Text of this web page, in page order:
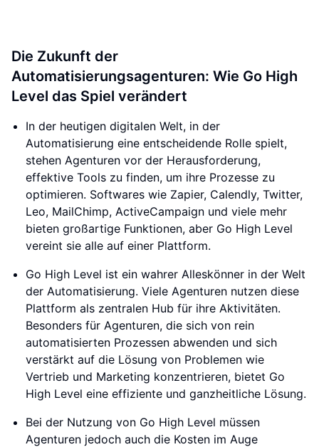
Die Zukunft der
Automatisierungsagenturen: Wie Go High
Level das Spiel verändert
In der heutigen digitalen Welt, in der
Automatisierung eine entscheidende Rolle spielt,
stehen Agenturen vor der Herausforderung,
effektive Tools zu finden, um ihre Prozesse zu
optimieren. Softwares wie Zapier, Calendly, Twitter,
Leo, MailChimp, ActiveCampaign und viele mehr
bieten großartige Funktionen, aber Go High Level
vereint sie alle auf einer Plattform.
Go High Level ist ein wahrer Alleskönner in der Welt
der Automatisierung. Viele Agenturen nutzen diese
Plattform als zentralen Hub für ihre Aktivitäten.
Besonders für Agenturen, die sich von rein
automatisierten Prozessen abwenden und sich
verstärkt auf die Lösung von Problemen wie
Vertrieb und Marketing konzentrieren, bietet Go
High Level eine effiziente und ganzheitliche Lösung.
Bei der Nutzung von Go High Level müssen
Agenturen jedoch auch die Kosten im Auge